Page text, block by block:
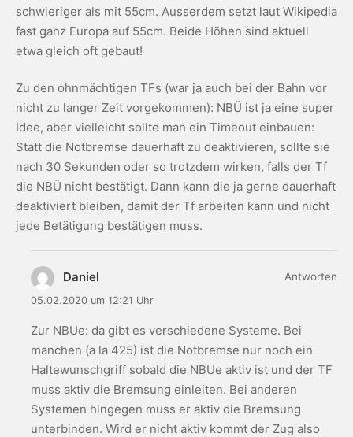
schwieriger als mit 55cm. Ausserdem setzt laut Wikipedia
fast ganz Europa auf 55cm. Beide Höhen sind aktuell
etwa gleich oft gebaut!
Zu den ohnmächtigen TFs (war ja auch bei der Bahn vor
nicht zu langer Zeit vorgekommen): NBÜ ist ja eine super
Idee, aber vielleicht sollte man ein Timeout einbauen:
Statt die Notbremse dauerhaft zu deaktivieren, sollte sie
nach 30 Sekunden oder so trotzdem wirken, falls der Tf
die NBÜ nicht bestätigt. Dann kann die ja gerne dauerhaft
deaktiviert bleiben, damit der Tf arbeiten kann und nicht
jede Betätigung bestätigen muss.
Daniel
05.02.2020 um 12:21 Uhr
Zur NBUe: da gibt es verschiedene Systeme. Bei
manchen (a la 425) ist die Notbremse nur noch ein
Haltewunschgriff sobald die NBUe aktiv ist und der TF
muss aktiv die Bremsung einleiten. Bei anderen
Systemen hingegen muss er aktiv die Bremsung
unterbinden. Wird er nicht aktiv kommt der Zug also
Antworten